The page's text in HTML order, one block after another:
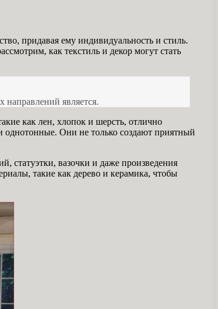
придавая ему индивидуальность и стиль.
как текстиль и декор могут стать
является.
как лен, хлопок и шерсть, отлично
однотонные. Они не только создают приятный
статуэтки, вазочки и даже произведения
такие как дерево и керамика, чтобы